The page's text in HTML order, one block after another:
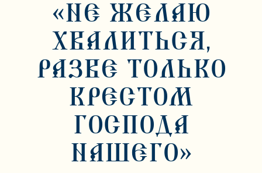
«НЕ ЖЕЛАЮ
ХВАЛИТЬСЯ,
РАЗВЕ ТОЛЬКО
КРЕСТОМ
ГОСПОДА
НАШЕГО»